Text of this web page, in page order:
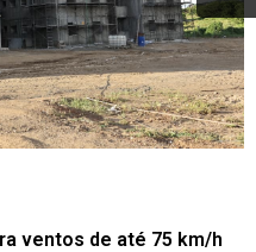
ventos de até 75 km/h